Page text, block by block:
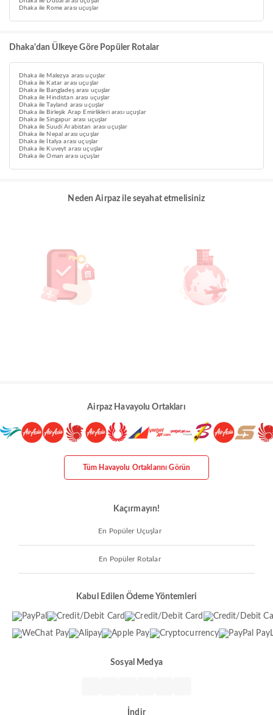
Dhaka ile Rome arası uçuşlar
Dhaka'dan Ülkeye Göre Popüler Rotalar
Dhaka ile Malezya arası uçuşlar
Dhaka ile Katar arası uçuşlar
Dhaka ile Bangladeş arası uçuşlar
Dhaka ile Hindistan arası uçuşlar
Dhaka ile Tayland arası uçuşlar
Dhaka ile Birleşik Arap Emirlikleri arası uçuşlar
Dhaka ile Singapur arası uçuşlar
Dhaka ile Suudi Arabistan arası uçuşlar
Dhaka ile Nepal arası uçuşlar
Dhaka ile İtalya arası uçuşlar
Dhaka ile Kuveyt arası uçuşlar
Dhaka ile Oman arası uçuşlar
Neden Airpaz ile seyahat etmelisiniz
Airpaz Havayolu Ortakları
Tüm Havayolu Ortaklarını Görün
Kaçırmayın!
En Popüler Uçuşlar
En Popüler Rotalar
Kabul Edilen Ödeme Yöntemleri
Sosyal Medya
İndir